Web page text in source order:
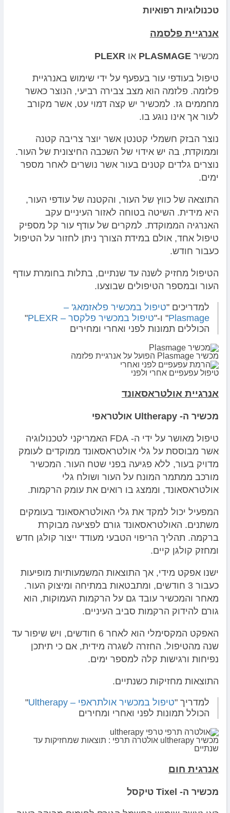
טכנולוגיות רפואיות
אנרגיית פלסמה
מכשיר PLASMAGE או PLEXR
טיפול בעודפי עור בעפעף על ידי שימוש באנרגיית
פלזמה. פלזמה הוא מצב צבירה רביעי, הנוצר כאשר
מחממים גז. למכשיר יש קצה דמוי עט, אשר מקורב
לעור אך אינו נוגע בו.
נוצר הבזק חשמלי קטנטן אשר יוצר צריבה קטנה
וממוקדת, בה יש אידוי של השכבה החיצונית של העור.
נוצרים גלדים קטנים בעור אשר נושרים לאחר מספר
ימים.
התוצאה של כווץ של העור, והקטנה של עודפי העור,
היא מידית. השיטה בטוחה לאזור העיניים עקב
האנרגיה הממוקדת. למקרים של עודף עור קל מספיק
טיפול אחד, אולם במידת הצורך ניתן לחזור על הטיפול
כעבור חודש.
הטיפול מחזיק לשנה עד שנתיים, בתלות בחומרת עודף
העור ובמספר הטיפולים שבוצעו.
למדריכים "טיפול במכשיר פלאזמאג' –
Plasmage" ו-"טיפול במכשיר פלקסר – PLEXR
"
הכוללים תמונות לפני ואחרי ומחירים
מכשיר Plasmage הפועל על אנרגיית פלזמה
טיפול עפעפיים אחרי ולפני
אנרגיית אולטראסאונד
מכשיר ה- Ultherapy אולטראפי
טיפול מאושר על ידי ה- FDA האמריקני לטכנולוגיה
אשר מבוססת על גלי אולטראסאונד ממוקדים לעומק
מדויק בעור, ללא פגיעה בפני שטח העור. המכשיר
מורכב ממתמר המונח על העור ושולח גלי
אולטראסאונד, וממצג בו רואים את עומק הרקמות.
המפעיל יכול למקד את גלי האולטראסאונד בעומקים
משתנים. האולטראסאונד גורם לפציעה מבוקרת
ברקמה. תהליך הריפוי הטבעי מעודד ייצור קולגן חדש
ומחזק קולגן קיים.
ישנו אפקט מידי, אך התוצאות המשמעותיות מופיעות
כעבור 3 חודשים, ומתבטאות במתיחה ומיצוק העור.
מאחר והמכשיר עובד גם על הרקמות העמוקות, הוא
גורם להידוק הרקמות סביב העיניים.
האפקט המקסימלי הוא לאחר 6 חודשים, ויש שיפור עד
שנה מהטיפול. החזרה לשגרה מידית, אם כי תיתכן
נפיחות ורגישות קלה למספר ימים.
התוצאות מחזיקות כשנתיים.
למדריך "טיפול במכשיר אולתראפי – Ultherapy
"
הכולל תמונות לפני ואחרי ומחירים
מכשיר ultherapy אולטרה תרפי : תוצאות שמחזיקות עד
שנתיים
אנרגית חום
מכשיר ה- Tixel טיקסל